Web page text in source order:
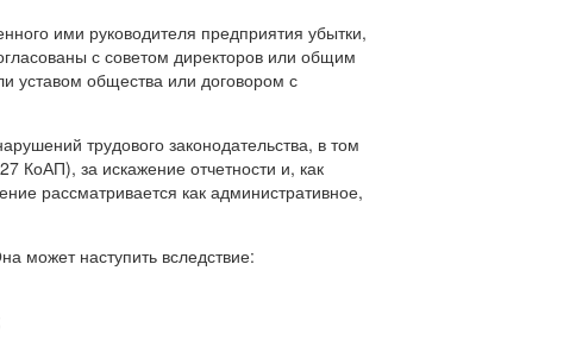
ими руководителя предприятия убытки,
с советом директоров или общим
уставом общества или договором с
трудового законодательства, в том
КоАП), за искажение отчетности и, как
рассматривается как административное,
может наступить вследствие: